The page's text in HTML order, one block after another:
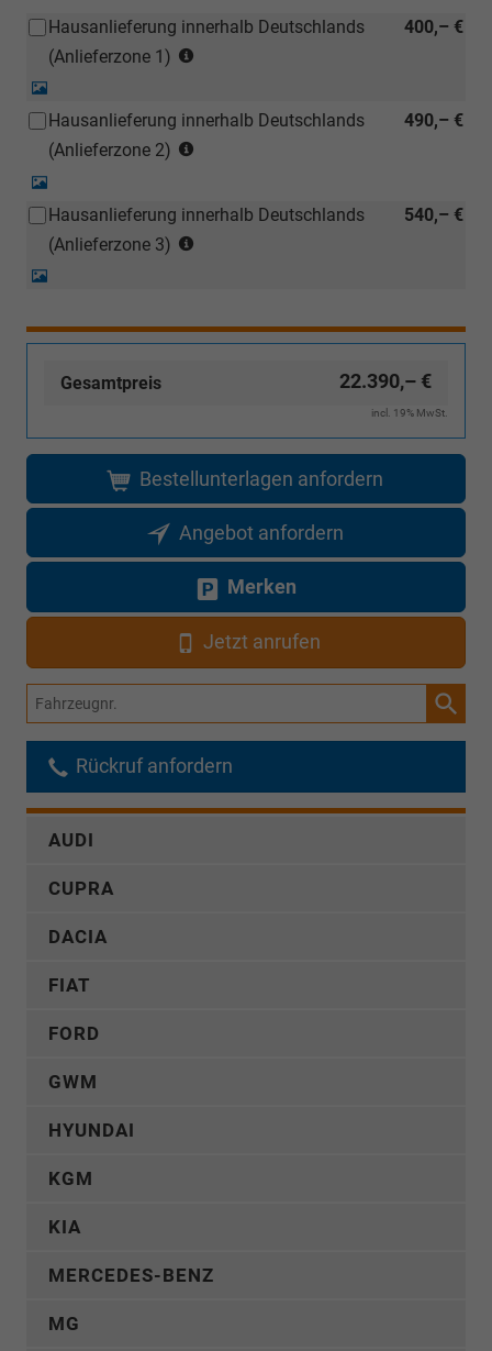
Händler
400,– €
Hausanlieferung innerhalb Deutschlands
(Anlieferzone 1)
(ausgenommen
490,– €
Hausanlieferung innerhalb Deutschlands
(Anlieferzone 2)
(ausgenommen
540,– €
Hausanlieferung innerhalb Deutschlands
(Anlieferzone 3)
Inselanlieferungen)
Gesamtpreis 22.390,– €
incl. 19% MwSt.
Bestellunterlagen anfordern
Angebot anfordern
Merken
Jetzt anrufen
Fahrzeugnr.
Rückruf anfordern
AUDI
CUPRA
DACIA
FIAT
FORD
GWM
HYUNDAI
KGM
KIA
MERCEDES-BENZ
MG